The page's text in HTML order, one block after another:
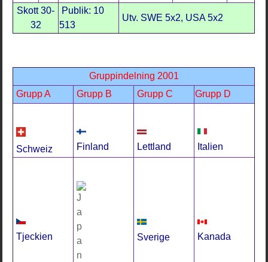
Skott 30-
32
Publik: 10
513
Utv. SWE 5x2, USA 5x2
Gruppindelning 2001
Grupp A
Grupp B Grupp C Grupp D
Schweiz Finland Lettland Italien
Tjeckien Sverige Kanada